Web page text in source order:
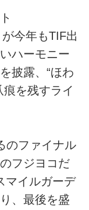
今年もTIF出
ハーモニー
披露、“ほわ
痕を残すライ
のファイナル
フジヨコだ
マイルガーデ
、最後を盛